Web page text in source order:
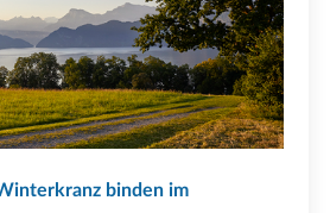
binden im